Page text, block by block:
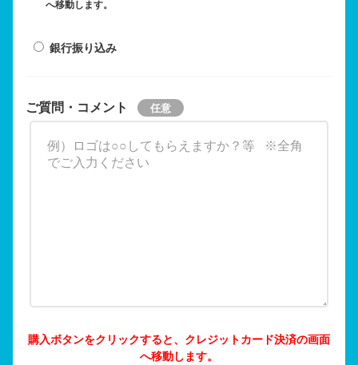
へ移動します。
銀行振り込み
ご質問・コメント
購入ボタンをクリックすると、クレジットカード決済の画面
へ移動します。